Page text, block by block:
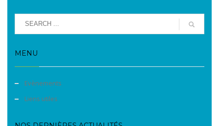
MENU
Evènements
Liens utiles